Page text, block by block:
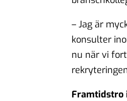
– Jag är
konsulter
nu när vi
Framtidstro